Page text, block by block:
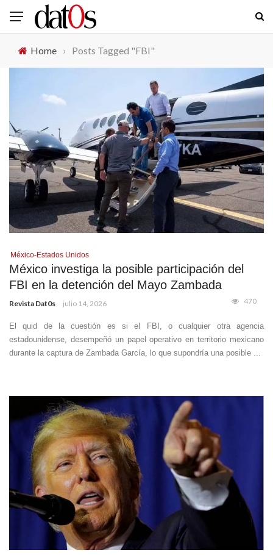
Home › Posts Tagged "FBI"
México-Estados Unidos
México investiga la posible participación del
FBI en la detención del Mayo Zambada
Revista Dat0s julio 14, 2026 470
El quid de la cuestión es si el FBI, o cualquier otra agencia
estadounidense, desempeñó un papel operativo en territorio mexicano
durante la captura de Zambada García, lo que supondría una posible ...